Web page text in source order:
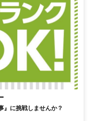
』に挑戦しませんか？